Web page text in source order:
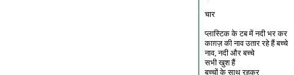
चार
प्लास्टिक के टब में नदी भर कर
काग़ज़ की नाव उतार रहे हैं बच्चे
नाव, नदी और बच्चे
सभी खुश हैं
बच्चों के साथ रहकर